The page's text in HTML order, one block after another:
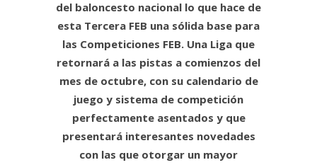
del baloncesto nacional lo que hace de
esta Tercera FEB una sólida base para
las Competiciones FEB. Una Liga que
retornará a las pistas a comienzos del
mes de octubre, con su calendario de
juego y sistema de competición
perfectamente asentados y que
presentará interesantes novedades
con las que otorgar un mayor